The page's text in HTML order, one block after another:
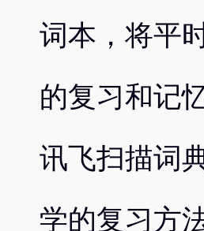
词本，将平
的复习和记
讯飞扫描词
学的复习方